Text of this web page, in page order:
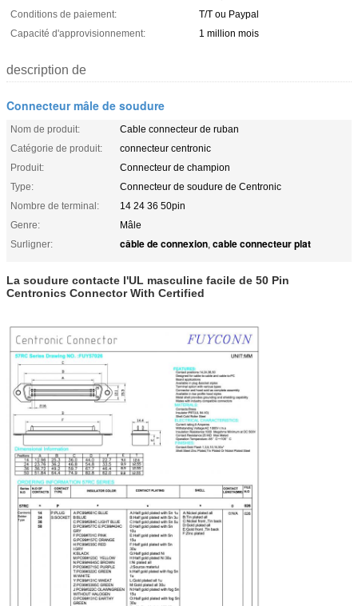
Conditions de paiement:
T/T ou Paypal
Capacité d'approvisionnement:
1 million mois
description de
Connecteur mâle de soudure
Nom de produit:
Cable connecteur de ruban
Catégorie de produit:
connecteur centronic
Produit:
Connecteur de champion
Type:
Connecteur de soudure de Centronic
Nombre de terminal:
14 24 36 50pin
Genre:
Mâle
Surligner:
câble de connexion, cable connecteur plat
La soudure contacte l'UL masculine facile de 50 Pin
Centronics Connector With Certified